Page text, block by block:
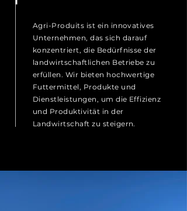
Agri-Produits ist ein innovatives
Unternehmen, das sich darauf
konzentriert, die Bedürfnisse der
landwirtschaftlichen Betriebe zu
erfüllen. Wir bieten hochwertige
Futtermittel, Produkte und
Dienstleistungen, um die Effizienz
und Produktivität in der
Landwirtschaft zu steigern.